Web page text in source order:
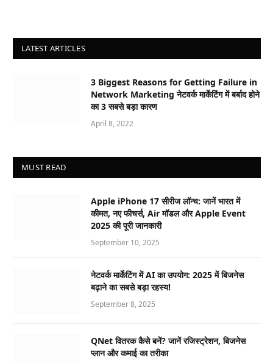
LATEST ARTICLES
3 Biggest Reasons for Getting Failure in
Network Marketing नेटवर्क मार्केटिंग में बर्बाद होने
का 3 सबसे बड़ा कारण
April 8, 2022
MUST READ
Apple iPhone 17 सीरीज लॉन्च: जानें भारत में
कीमत, नए फीचर्स, Air मॉडल और Apple Event
2025 की पूरी जानकारी
September 10, 2025
नेटवर्क मार्केटिंग में AI का उपयोग: 2025 में बिजनेस
बढ़ाने का सबसे बड़ा रहस्य!
September 8, 2025
QNet वितरक कैसे बनें? जानें रजिस्ट्रेशन, बिजनेस
प्लान और कमाई का तरीका